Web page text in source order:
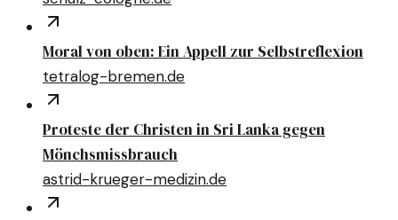
Moral von oben: Ein Appell zur Selbstreflexion
tetralog-bremen.de
Proteste der Christen in Sri Lanka gegen
Mönchsmissbrauch
astrid-krueger-medizin.de